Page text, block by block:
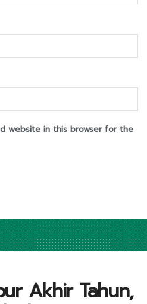
website in this browser for the
Akhir Tahun,